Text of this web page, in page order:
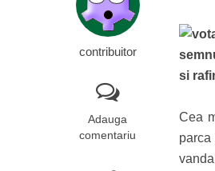
contribuitor
Adauga
comentariu
si
Cea
parca